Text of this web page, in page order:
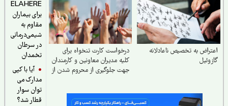
ELAHERE
برای بیماران
مقاوم به
شیمی‌درمانی
در سرطان
تخمدان
آیا با کپی
مدارک می
توان سوار
قطار شد؟
به تخصیص ناعادلانه
درخواست کارت تنخواه برای
کلیه مدیران معاونین و کارمندان
جهت جلوگیری از محروم شدن از